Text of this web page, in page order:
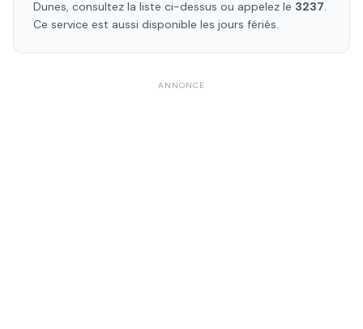
Dunes, consultez la liste ci-dessus ou appelez le 3237.
Ce service est aussi disponible les jours fériés.
ANNONCE